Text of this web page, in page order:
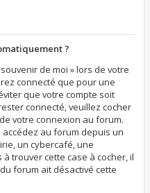
?
de moi » lors de votre
connecté que pour une
que votre compte soit
connecté, veuillez cocher
votre connexion au forum.
accédez au forum depuis un
un cybercafé, une
à trouver cette case à cocher, il
forum ait désactivé cette